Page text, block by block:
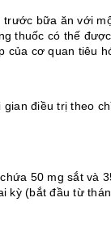
bữa ăn với
thuốc có thế
của cơ quan tiêu
điều trị theo
50 mg sắt và
kỳ (bắt đầu từ